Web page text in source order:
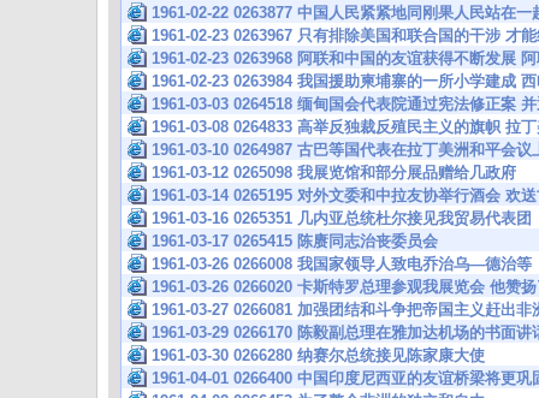
1961-02-22 0263877 中国人民紧紧地同刚果人民站在一
1961-02-23 0263967 只有排除美国和联合国的干涉 才
1961-02-23 0263968 阿联和中国的友谊获得不断发展
1961-02-23 0263984 我国援助柬埔寨的一所小学建成
1961-03-03 0264518 缅甸国会代表院通过宪法修正案
1961-03-08 0264833 高举反独裁反殖民主义的旗帜 拉
1961-03-10 0264987 古巴等国代表在拉丁美洲和平会
1961-03-12 0265098 我展览馆和部分展品赠给几政府
1961-03-14 0265195 对外文委和中拉友协举行酒会 欢
1961-03-16 0265351 几内亚总统杜尔接见我贸易代表团
1961-03-17 0265415 陈赓同志治丧委员会
1961-03-26 0266008 我国家领导人致电乔治乌—德治
1961-03-26 0266020 卡斯特罗总理参观我展览会 他赞
1961-03-27 0266081 加强团结和斗争把帝国主义赶出
1961-03-29 0266170 陈毅副总理在雅加达机场的书面讲
1961-03-30 0266280 纳赛尔总统接见陈家康大使
1961-04-01 0266400 中国印度尼西亚的友谊桥梁将更